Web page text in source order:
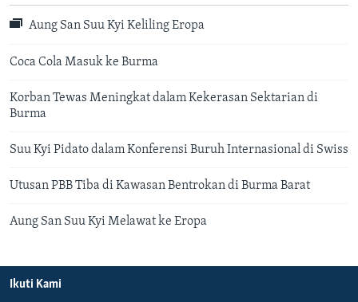
Aung San Suu Kyi Keliling Eropa
Coca Cola Masuk ke Burma
Korban Tewas Meningkat dalam Kekerasan Sektarian di
Burma
Suu Kyi Pidato dalam Konferensi Buruh Internasional di Swiss
Utusan PBB Tiba di Kawasan Bentrokan di Burma Barat
Aung San Suu Kyi Melawat ke Eropa
Ikuti Kami